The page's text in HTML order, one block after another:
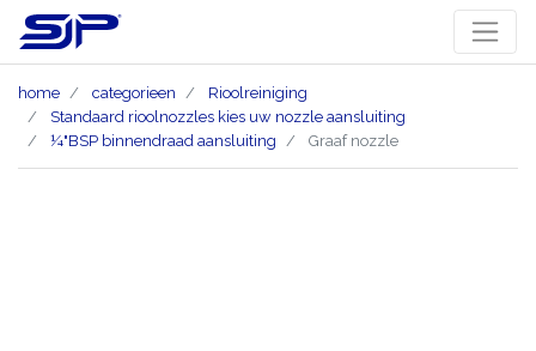
home categorieen
Rioolreiniging
Standaard rioolnozzles kies uw nozzle aansluiting
¼"BSP binnendraad aansluiting
Graaf nozzle